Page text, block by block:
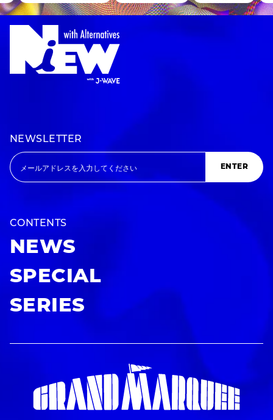
NEWSLETTER
ENTER
CONTENTS
NEWS
SPECIAL
SERIES